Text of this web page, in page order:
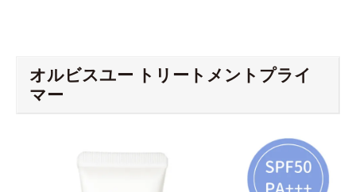
オルビスユー トリートメントプライ
マー